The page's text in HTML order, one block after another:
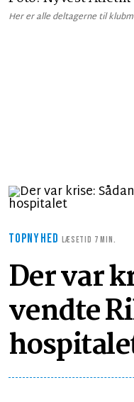
Her er alle deltagerne til
TOPNYHEDLÆSETID 7 MIN.
Der var
vendte